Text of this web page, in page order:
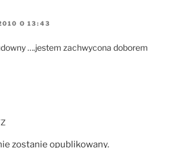
O 13:43
….jestem zachwycona doborem
zostanie opublikowany.